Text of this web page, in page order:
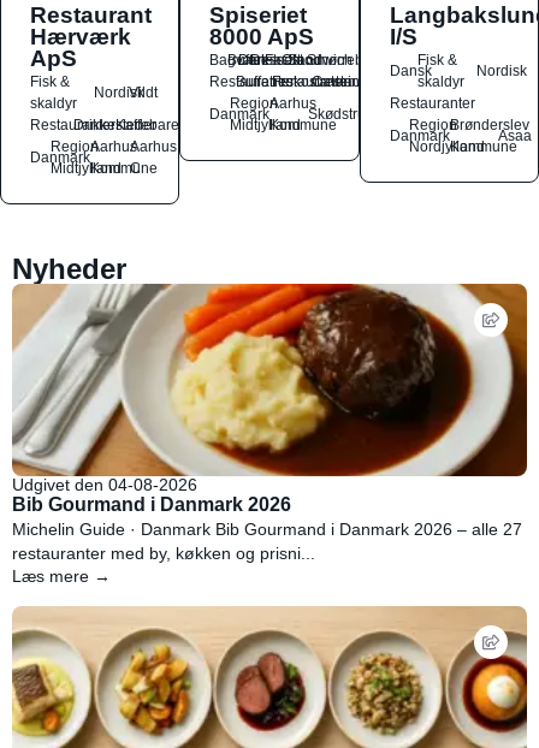
Restaurant
Hærværk
ApS
Fisk &
skaldyr
NordiskVildt
RestauranterDrikkesteder
Kaffebarer
Danmark
Region
Midtjylland
Aarhus
Kommune
Aarhus
C
Spiseriet
8000 ApS
Bagværk
Buffet
Dansk
Dessert
Fastfood
Ost
Sandwich
Smørrebrød
Restauranter
Buffetrestauranter
Frokostrestauranter
Catering
Danmark
Region
Midtjylland
Aarhus
Kommune
Skødstrup
I/S
Dansk
Fisk &
skaldyr
Nordisk
Restauranter
Danmark
Region
Nordjylland
Brønderslev
Kommune
Asaa
Nyheder
Udgivet den 04-08-2026
Bib Gourmand i Danmark 2026
Michelin Guide · Danmark Bib Gourmand i Danmark 2026 – alle 27
restauranter med by, køkken og prisni...
Læs mere →